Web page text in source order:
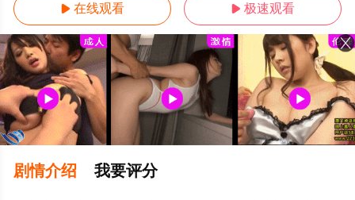
 在线观看  极速观看
剧情介绍 我要评分